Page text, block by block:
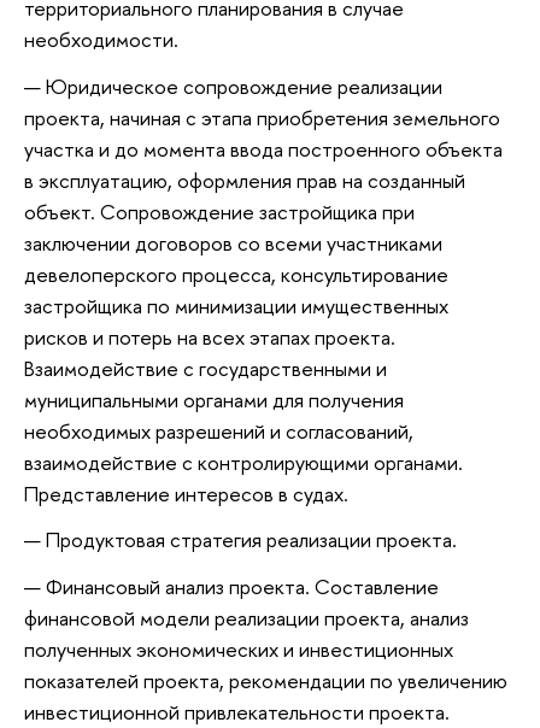
территориального планирования в случае
необходимости.
Юридическое сопровождение реализации
проекта, начиная с этапа приобретения земельного
участка и до момента ввода построенного объекта
в эксплуатацию, оформления прав на созданный
объект. Сопровождение застройщика при
заключении договоров со всеми участниками
девелоперского процесса, консультирование
застройщика по минимизации имущественных
рисков и потерь на всех этапах проекта.
Взаимодействие с государственными и
муниципальными органами для получения
необходимых разрешений и согласований,
взаимодействие с контролирующими органами.
Представление интересов в судах.
Продуктовая стратегия реализации проекта.
Финансовый анализ проекта. Составление
финансовой модели реализации проекта, анализ
полученных экономических и инвестиционных
показателей проекта, рекомендации по увеличению
инвестиционной привлекательности проекта.